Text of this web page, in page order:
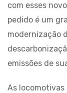
com esses
pedido é um
modernização
emissões de
As locomotivas